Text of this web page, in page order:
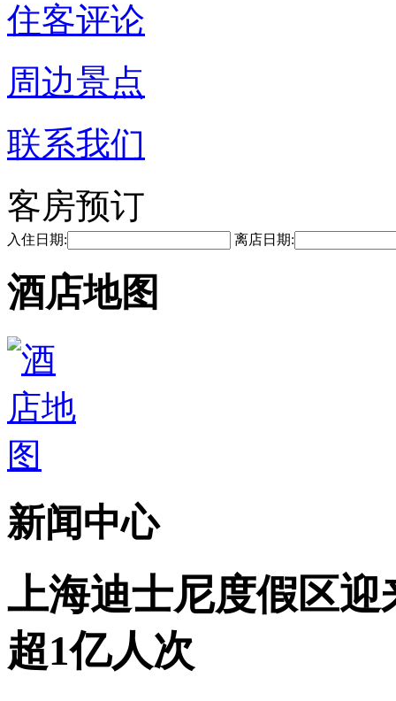
住客评论
周边景点
联系我们
客房预订
入住日期: 离店日期:
酒店地图
新闻中心
上海迪士尼度假区
超1亿人次